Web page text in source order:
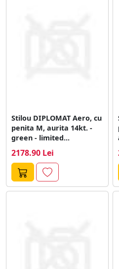
Stilou DIPLOMAT Aero, cu
penita M, aurita 14kt. -
green - limited...
2178.90 Lei